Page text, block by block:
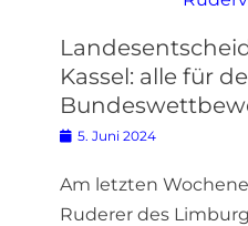
Kassel: alle für
Posted
5. Juni 2024
Am letzten
Ruderer des